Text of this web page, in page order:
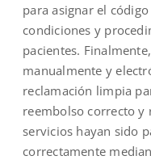
para asignar el
condiciones y
pacientes.
manualmente y
reclamación limpia
reembolso correcto y
servicios hayan sido
correctamente